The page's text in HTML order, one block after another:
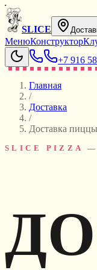
SLICE
МенюКонструктор
+7 916
Главная
/
Доставка
/
Доставка
SLICE PIZZA